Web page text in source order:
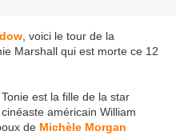
, voici le tour de la
Marshall qui est morte ce 12
est la fille de la star
américain William
de Michèle Morgan